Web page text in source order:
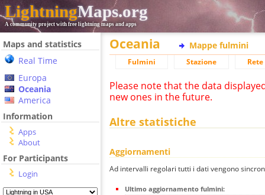
LightningMaps.org
A community project with free lightning maps and apps
Maps and statistics
Real Time
Europa
Oceania
America
Information
Apps
About
For Participants
Login
Oceania Mappe fulmini
Fulmini Stazione
Please note that the data
new ones in the future.
Altre statistiche
Aggiornamenti
Ad intervalli regolari tutti i dati vengono
Ultimo aggiornamento fulmini: